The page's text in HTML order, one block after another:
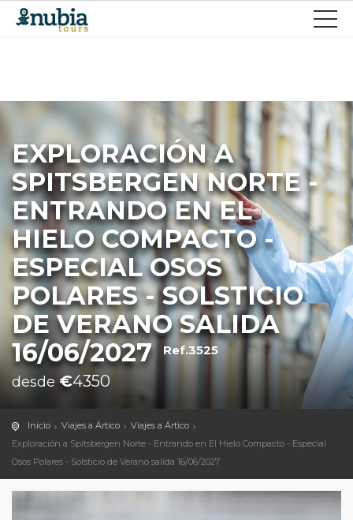
EXPLORACIÓN A
SPITSBERGEN NORTE -
ENTRANDO EN EL
HIELO COMPACTO -
ESPECIAL OSOS
POLARES - SOLSTICIO
DE VERANO SALIDA
16/06/2027
Ref.3525
desde €4350
Inicio Viajes a Ártico
Viajes a Ártico
Exploración a Spitsbergen Norte - Entrando en El Hielo Compacto - Especial
Osos Polares - Solsticio de Verano salida 16/06/2027